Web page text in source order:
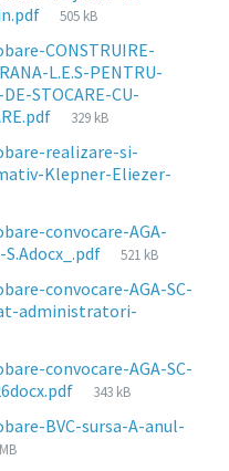
File
505 kB
CONSTRUIRE-
L.E.S-PENTRU-
STOCARE-CU-
File
329 kB
realizare-si-
Klepner-Eliezer-
convocare-AGA-
File
521 kB
convocare-AGA-SC-
administratori-
convocare-AGA-SC-
File
343 kB
BVC-sursa-A-anul-